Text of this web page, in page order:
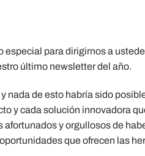
para dirigirnos a
último newsletter del año.
nada de esto habría sido
y cada solución innovadora
y orgullosos de
que ofrecen las